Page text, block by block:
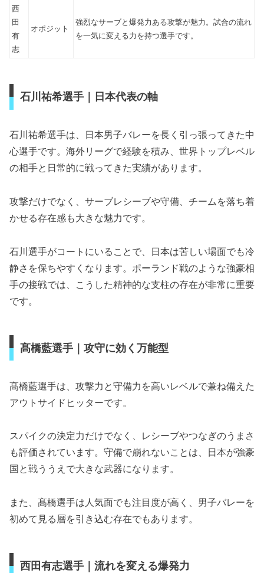
西
田
有
志
オポジット
強烈なサーブと爆発力ある攻撃が魅力。試合の流れ
を一気に変える力を持つ選手です。
石川祐希選手｜日本代表の軸
石川祐希選手は、日本男子バレーを長く引っ張ってきた中
心選手です。海外リーグで経験を積み、世界トップレベル
の相手と日常的に戦ってきた実績があります。
攻撃だけでなく、サーブレシーブや守備、チームを落ち着
かせる存在感も大きな魅力です。
石川選手がコートにいることで、日本は苦しい場面でも冷
静さを保ちやすくなります。ポーランド戦のような強豪相
手の接戦では、こうした精神的な支柱の存在が非常に重要
です。
髙橋藍選手｜攻守に効く万能型
髙橋藍選手は、攻撃力と守備力を高いレベルで兼ね備えた
アウトサイドヒッターです。
スパイクの決定力だけでなく、レシーブやつなぎのうまさ
も評価されています。守備で崩れないことは、日本が強豪
国と戦ううえで大きな武器になります。
また、髙橋選手は人気面でも注目度が高く、男子バレーを
初めて見る層を引き込む存在でもあります。
西田有志選手｜流れを変える爆発力